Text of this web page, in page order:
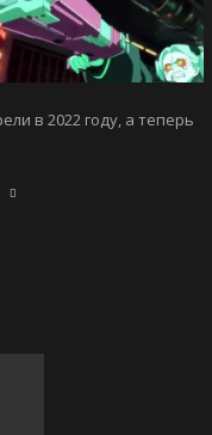
в 2022 году, а теперь